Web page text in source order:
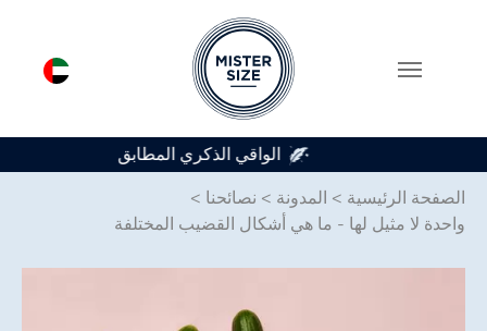
متوفر في 7 أحجام للواقي الذكري
الصفحة الرئيسية > المدونة > نصائحنا >
واحدة لا مثيل لها - ما هي أشكال القضيب المختلفة